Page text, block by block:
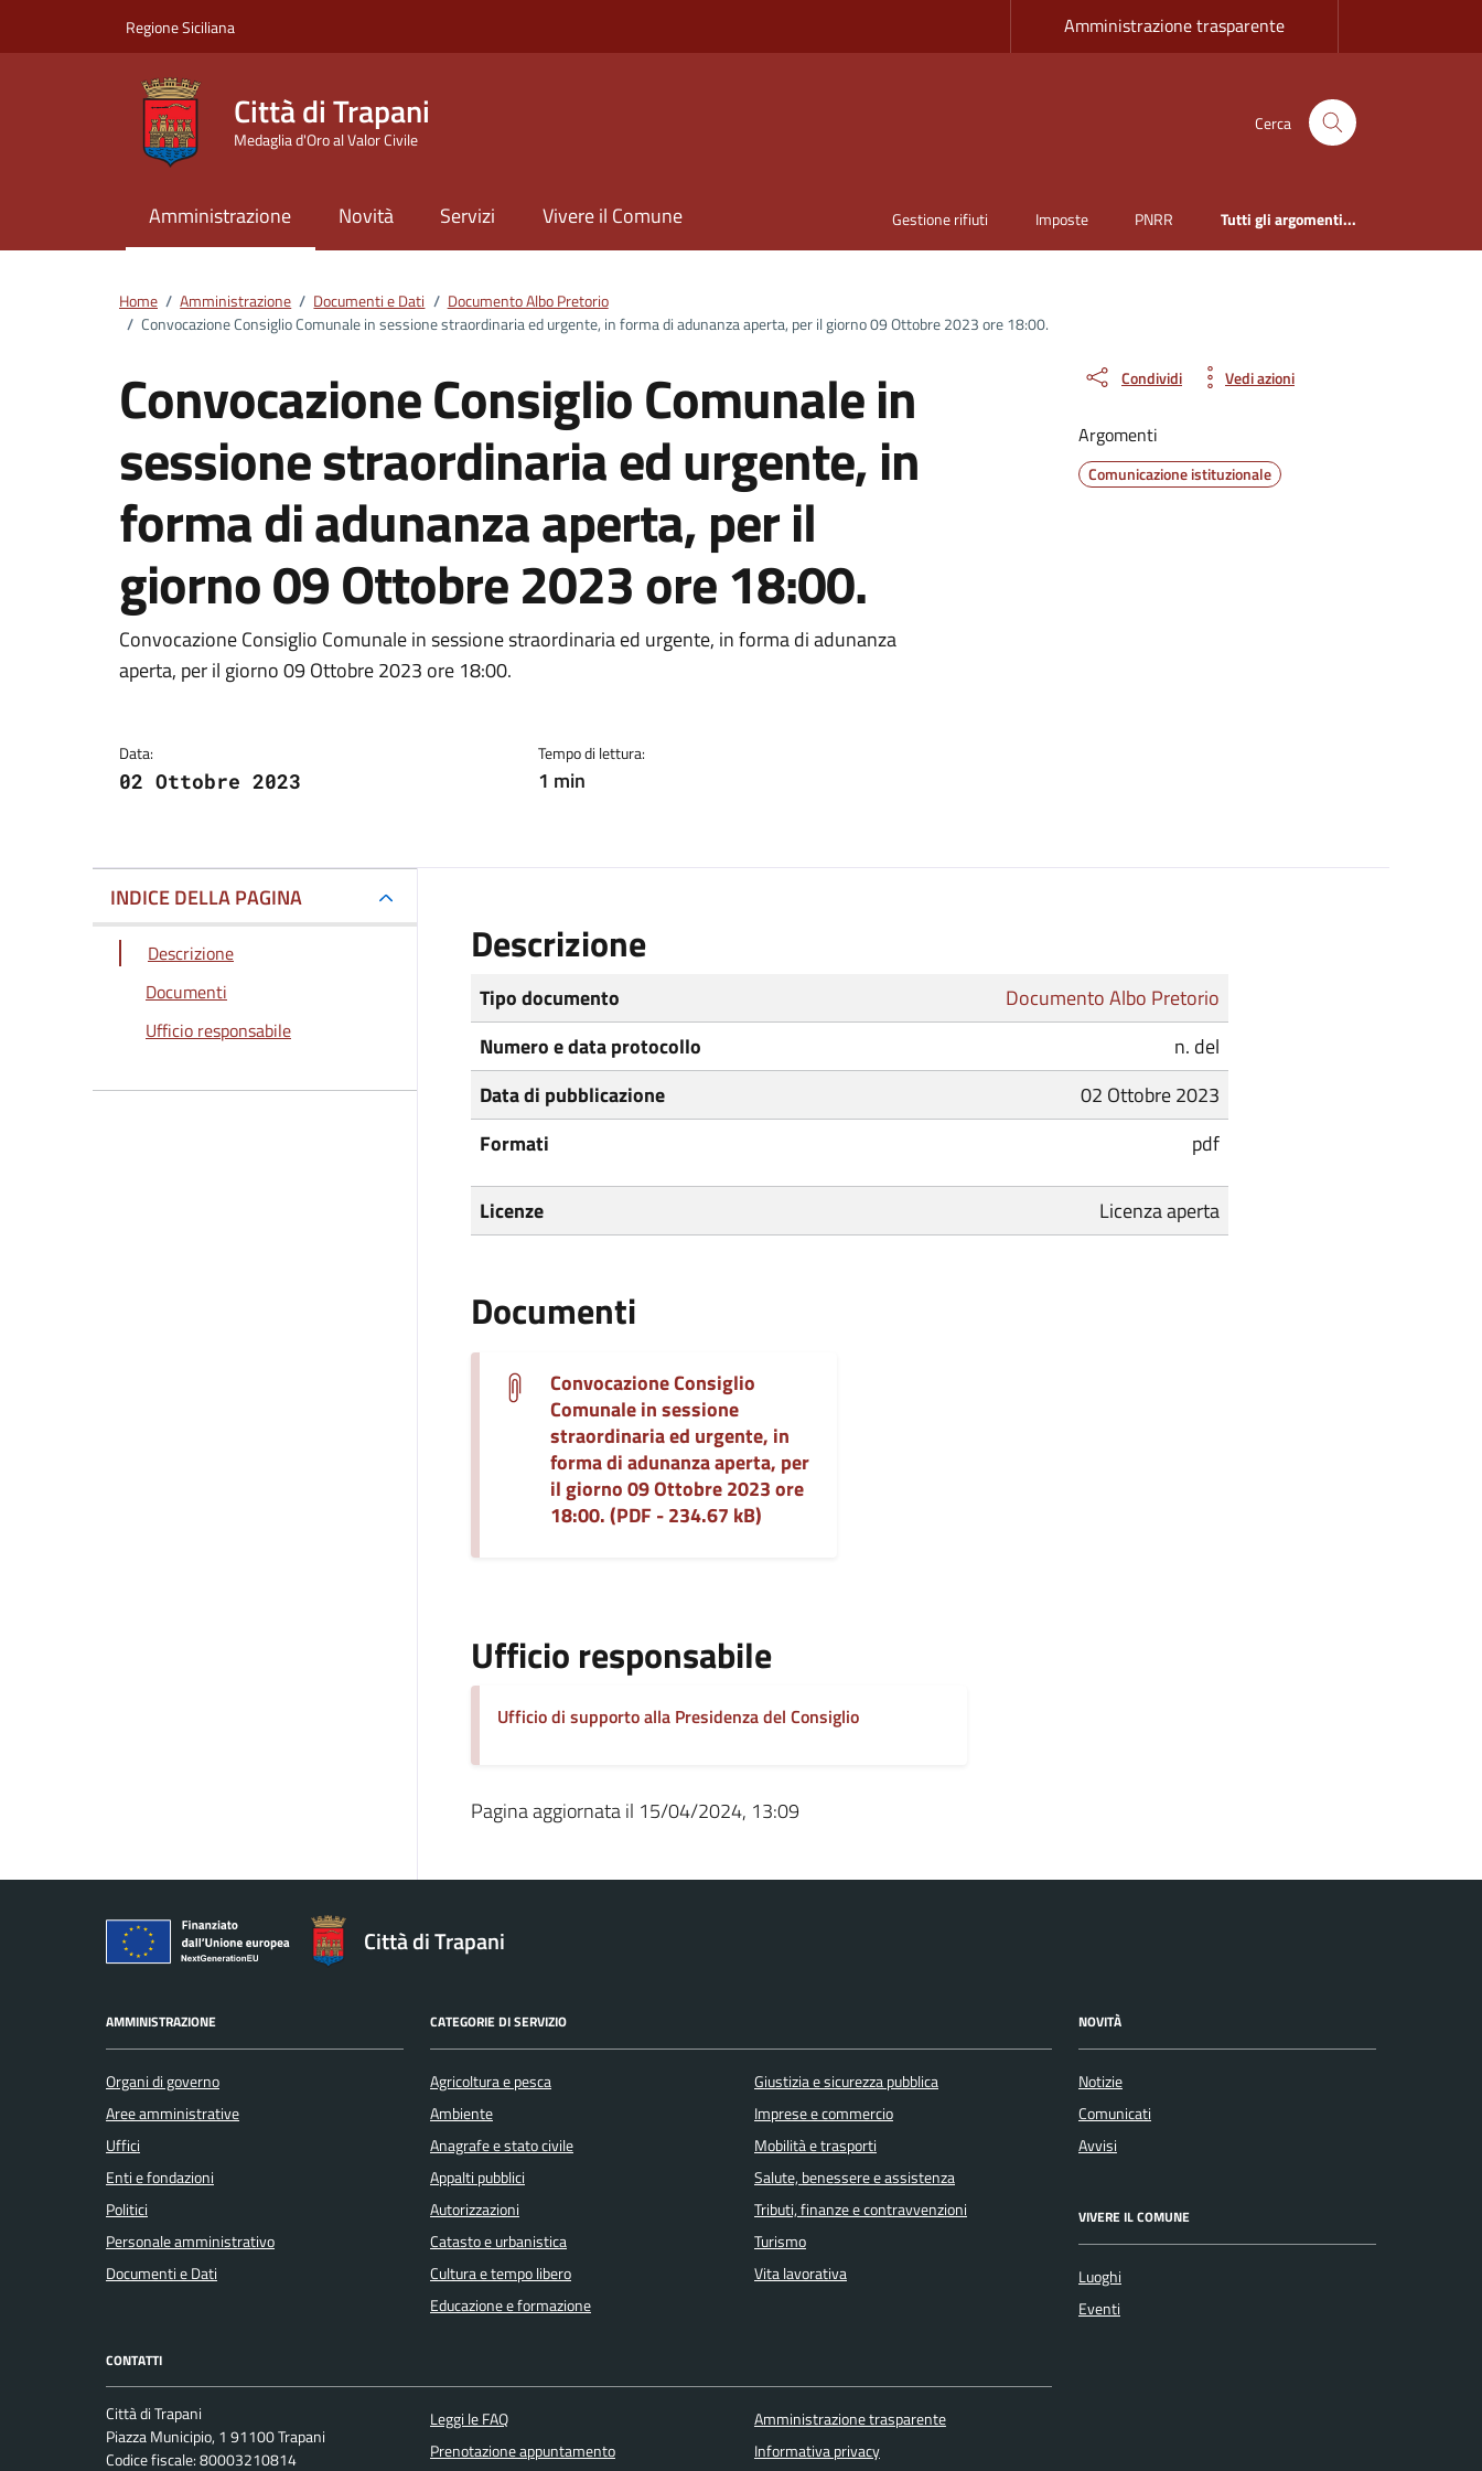
Regione Siciliana Amministrazione trasparente
Città di Trapani
Medaglia d'Oro al Valor Civile
Cerca
Amministrazione Novità Servizi Vivere il Comune Gestione rifiuti Imposte PNRR Tutti gli argomenti...
Home / Amministrazione / Documenti e Dati / Documento Albo Pretorio
/ Convocazione Consiglio Comunale in sessione straordinaria ed urgente, in forma di adunanza aperta, per il giorno 09 Ottobre 2023 ore 18:00.
Convocazione Consiglio Comunale in
sessione straordinaria ed urgente, in
forma di adunanza aperta, per il
giorno 09 Ottobre 2023 ore 18:00.
Dettagli del documento
Convocazione Consiglio Comunale in sessione straordinaria ed urgente, in forma di adunanza
aperta, per il giorno 09 Ottobre 2023 ore 18:00.
Data:
02 Ottobre 2023
Tempo di lettura:
1 min
Condividi Vedi azioni
Argomenti
Comunicazione istituzionale
INDICE DELLA PAGINA
Descrizione
Documenti
Ufficio responsabile
Descrizione
Tipo documento
Documento Albo Pretorio
Numero e data protocollo
n. del
Data di pubblicazione
02 Ottobre 2023
Formati
pdf
Licenze Licenza aperta
Documenti
Convocazione Consiglio
Comunale in sessione
straordinaria ed urgente, in
forma di adunanza aperta, per
il giorno 09 Ottobre 2023 ore
18:00. (PDF - 234.67 kB)
Ufficio responsabile
Ufficio di supporto alla Presidenza del Consiglio
Pagina aggiornata il 15/04/2024, 13:09
Città di Trapani
AMMINISTRAZIONE
Organi di governo
Aree amministrative
Uffici
Enti e fondazioni
Politici
Personale amministrativo
Documenti e Dati
CATEGORIE DI SERVIZIO
Agricoltura e pesca
Ambiente
Anagrafe e stato civile
Appalti pubblici
Autorizzazioni
Catasto e urbanistica
Cultura e tempo libero
Educazione e formazione
Giustizia e sicurezza pubblica
Imprese e commercio
Mobilità e trasporti
Salute, benessere e assistenza
Tributi, finanze e contravvenzioni
Turismo
Vita lavorativa
NOVITÀ
Notizie
Comunicati
Avvisi
VIVERE IL COMUNE
Luoghi
Eventi
CONTATTI
Città di Trapani
Piazza Municipio, 1 91100 Trapani
Codice fiscale: 80003210814
Leggi le FAQ
Prenotazione appuntamento
Amministrazione trasparente
Informativa privacy